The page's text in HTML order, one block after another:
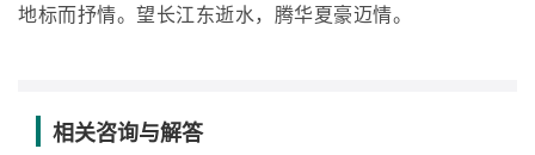
地标而抒情。望长江东逝水，腾华夏豪迈情。
相关咨询与解答